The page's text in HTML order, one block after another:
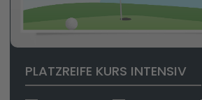
PLATZREIFE KURS INTENSIV